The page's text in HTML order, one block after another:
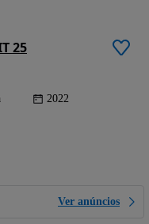
25
2022
Ver anúncios